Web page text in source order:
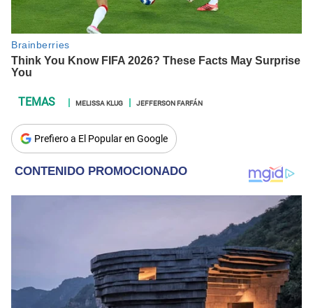
MELISSA KLUG JEFFERSON FARFÁN
Prefiero a El Popular en Google